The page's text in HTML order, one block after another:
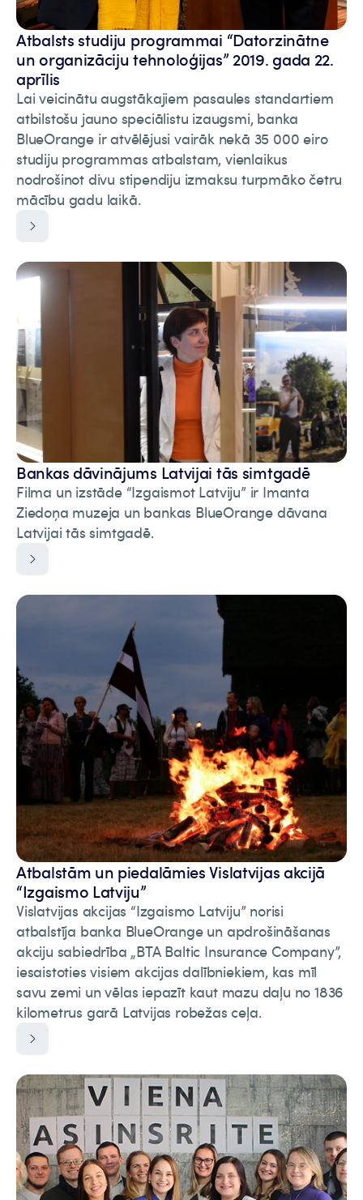
Atbalsts studiju programmai “Datorzinātne
un organizāciju tehnoloģijas” 2019. gada 22.
aprīlis
Lai veicinātu augstākajiem pasaules standartiem
atbilstošu jauno speciālistu izaugsmi, banka
BlueOrange ir atvēlējusi vairāk nekā 35 000 eiro
studiju programmas atbalstam, vienlaikus
nodrošinot divu stipendiju izmaksu turpmāko četru
mācību gadu laikā.
Bankas dāvinājums Latvijai tās simtgadē
Filma un izstāde “Izgaismot Latviju” ir Imanta
Ziedoņa muzeja un bankas BlueOrange dāvana
Latvijai tās simtgadē.
Atbalstām un piedalāmies Vislatvijas akcijā
“Izgaismo Latviju”
Vislatvijas akcijas “Izgaismo Latviju” norisi
atbalstīja banka BlueOrange un apdrošināšanas
akciju sabiedrība „BTA Baltic Insurance Company”,
iesaistoties visiem akcijas dalībniekiem, kas mīl
savu zemi un vēlas iepazīt kaut mazu daļu no 1836
kilometrus garā Latvijas robežas ceļa.